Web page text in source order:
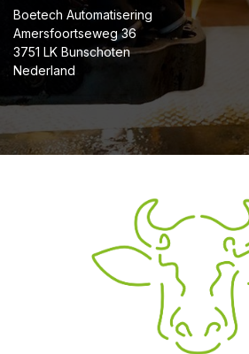
Boetech Automatisering
Amersfoortseweg 36
3751 LK Bunschoten
Nederland